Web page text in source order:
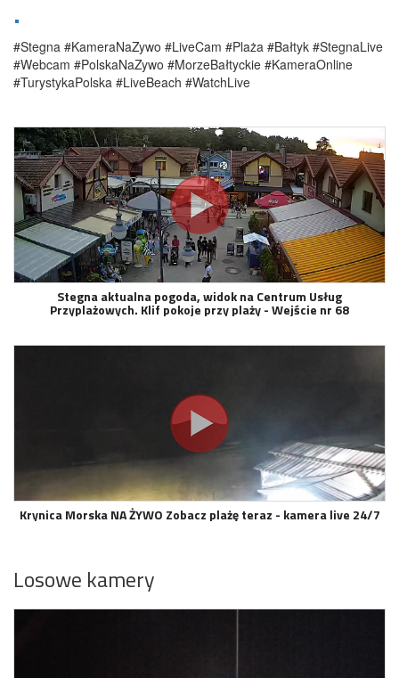
#Stegna #KameraNaZywo #LiveCam #Plaża #Bałtyk #StegnaLive
#Webcam #PolskaNaZywo #MorzeBałtyckie #KameraOnline
#TurystykaPolska #LiveBeach #WatchLive
Stegna aktualna pogoda, widok na Centrum Usług
Przyplażowych. Klif pokoje przy plaży - Wejście nr 68
Krynica Morska NA ŻYWO Zobacz plażę teraz - kamera live 24/7
Losowe kamery